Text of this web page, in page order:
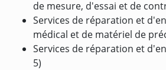
de mesure, d'essai et de
Services de réparation et
médical et de matériel de
Services de réparation et
5)